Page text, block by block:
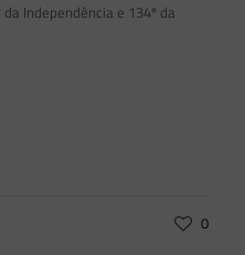
Independência e 134º da
0